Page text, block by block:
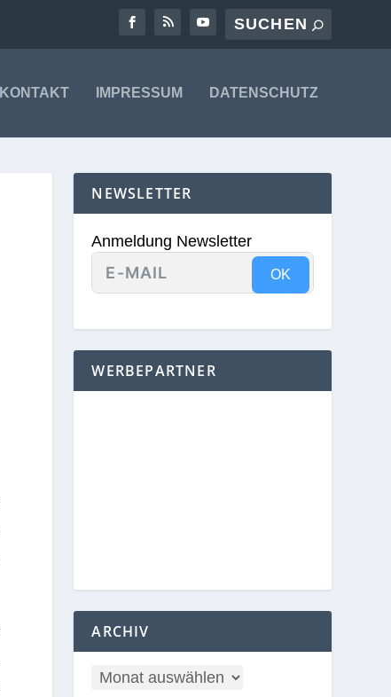
KONTAKT IMPRESSUM DATENSCHUTZ
NEWSLETTER
Anmeldung Newsletter
OK
WERBEPARTNER
ARCHIV